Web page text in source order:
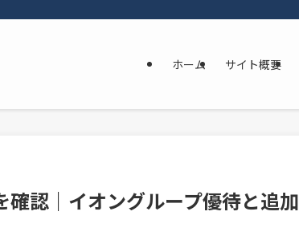
ホーム サイト概要
認｜イオングループ優待と追加